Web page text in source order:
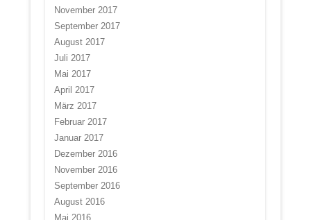
November 2017
September 2017
August 2017
Juli 2017
Mai 2017
April 2017
März 2017
Februar 2017
Januar 2017
Dezember 2016
November 2016
September 2016
August 2016
Mai 2016